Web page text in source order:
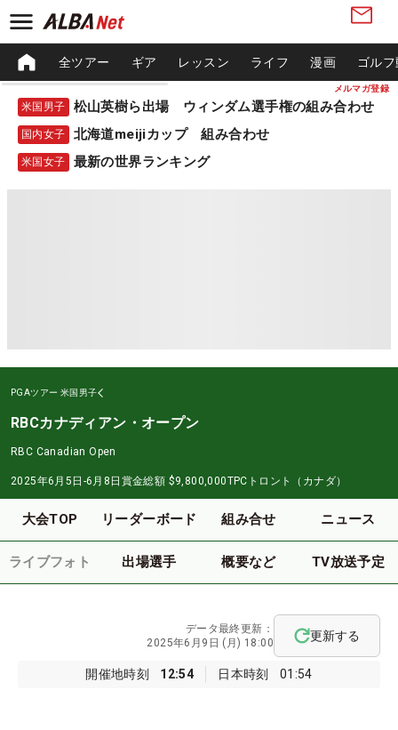
メルマガ登録
全ツアー ギア レッスン ライフ 漫画 ゴル
米国男子 松山英樹ら出場 ウィンダム選手権の組み合わせ
国内女子 北海道meijiカップ 組み合わせ
米国女子 最新の世界ランキング
PGAツアー 米国男子
RBCカナディアン・オープン
RBC Canadian Open
2025年6月5日-6月8日 賞金総額 $9,800,000TPCトロント（カナダ）
大会TOP リーダーボード 組み合せ ニュース
ライブフォト 出場選手 概要など TV放送予定
開催地時刻 12:54 日本時刻 01:54
データ最終更新：
2025年6月9日 (月) 18:00
更新する